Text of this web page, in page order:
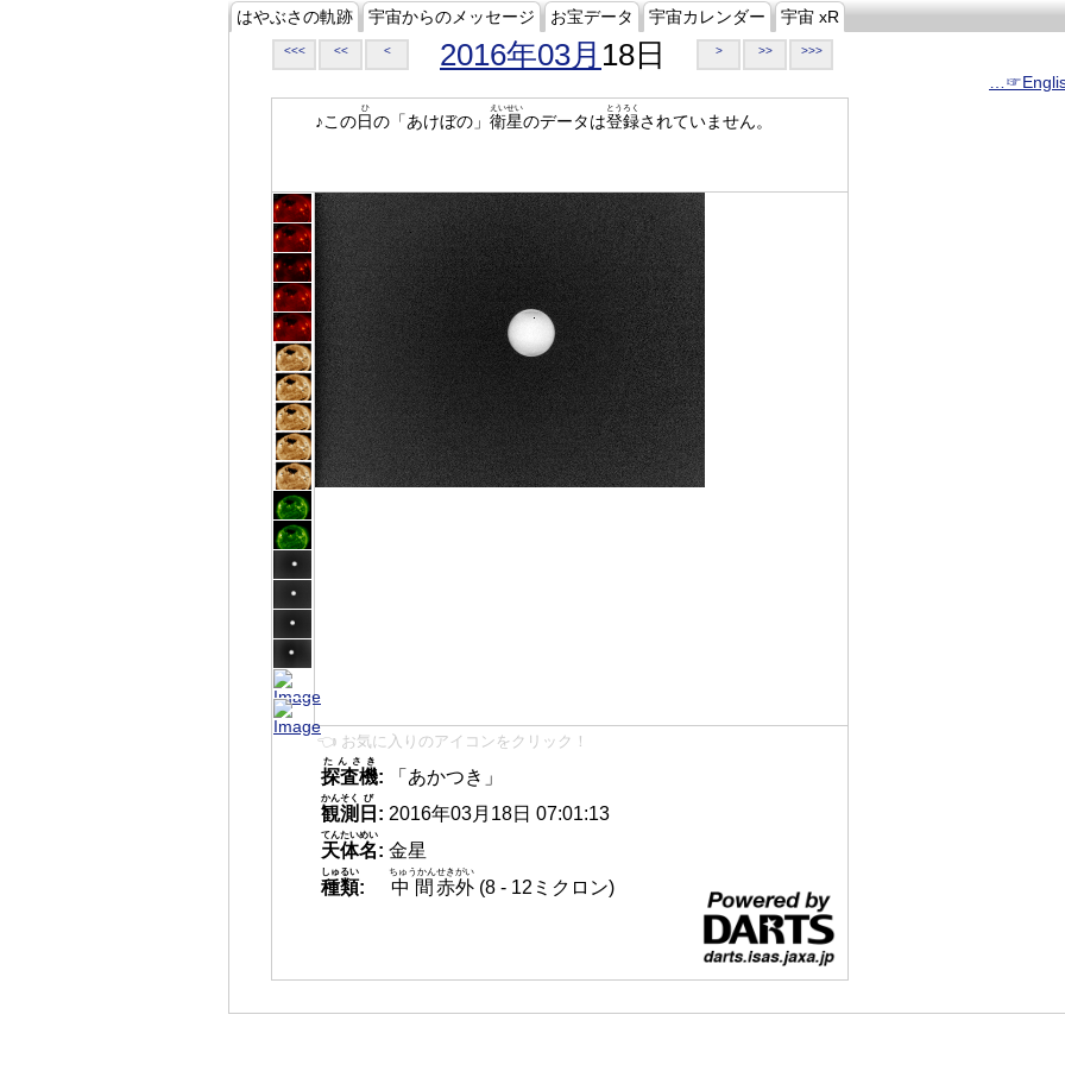
はやぶさの軌跡 宇宙からのメッセージ お宝データ 宇宙カレンダー 宇宙 xR
<<< << < 2016年03月 18日 > >> >>>
♪この日
ひ
の「あけぼの」 衛星
えいせい
のデータは登録
とうろく
されていません。
👈 お気に入りのアイコンをクリック！
探査機
たんさき
:
「あかつき」
観測
かんそく
日
び
: 2016年03月18日 07:01:13
天体名
てんたいめい
: 金星
種類
しゅるい
: 中間
ちゅうかん
赤外
せきがい
(8 - 12ミクロン)